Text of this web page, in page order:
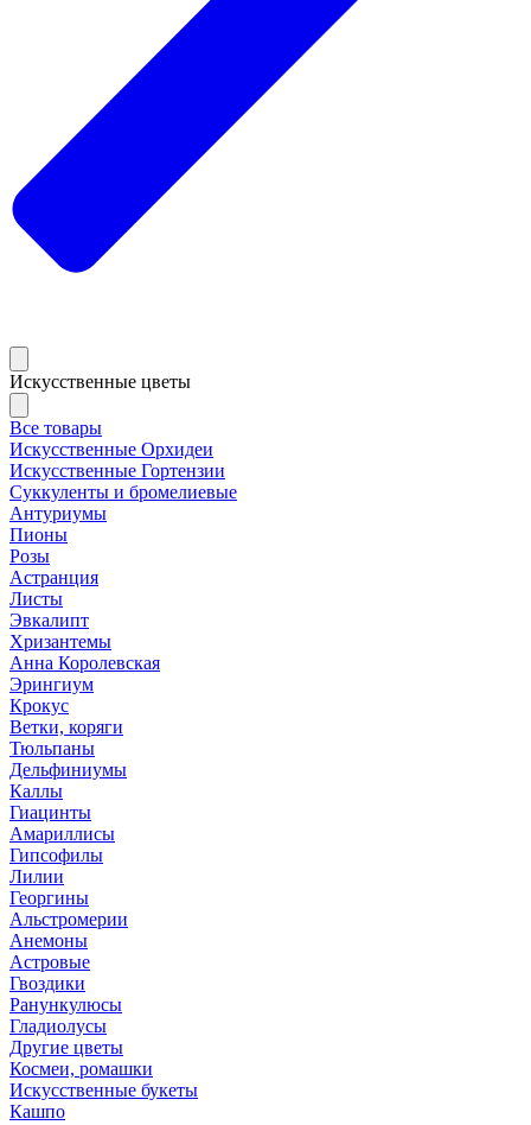
Искусственные цветы
Все товары
Искусственные Орхидеи
Искусственные Гортензии
Суккуленты и бромелиевые
Антуриумы
Пионы
Розы
Астранция
Листы
Эвкалипт
Хризантемы
Анна Королевская
Эрингиум
Крокус
Ветки, коряги
Тюльпаны
Дельфиниумы
Каллы
Гиацинты
Амариллисы
Гипсофилы
Лилии
Георгины
Альстромерии
Анемоны
Астровые
Гвоздики
Ранункулюсы
Гладиолусы
Другие цветы
Космеи, ромашки
Искусственные букеты
Кашпо